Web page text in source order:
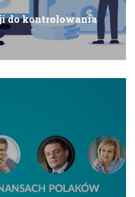
do kontrolowania